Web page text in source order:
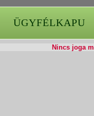
ÜGYFÉLKAPU
Nincs joga